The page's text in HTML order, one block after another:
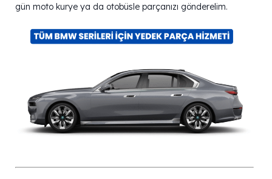
gün moto kurye ya da otobüsle parçanızı gönderelim.